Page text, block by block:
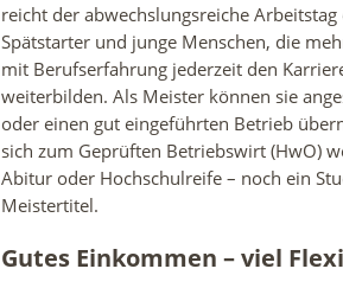
reicht der abwechslungsreiche
Spätstarter und junge Menschen, die
mit Berufserfahrung jederzeit den
weiterbilden. Als Meister können sie
oder einen gut eingeführten Betrieb
sich zum Geprüften Betriebswirt (HwO)
Abitur oder Hochschulreife – noch ein
Meistertitel.
Gutes Einkommen – viel